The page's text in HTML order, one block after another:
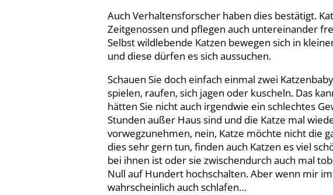
Auch Verhaltensforscher haben dies bestätigt.
Zeitgenossen und pflegen auch untereinander
Selbst wildlebende Katzen bewegen sich in
und diese dürfen es sich aussuchen.
Schauen Sie doch einfach einmal zwei
spielen, raufen, sich jagen oder kuscheln. Das
hätten Sie nicht auch irgendwie ein schlechtes
Stunden außer Haus sind und die Katze mal
vorwegzunehmen, nein, Katze möchte nicht die
dies sehr gern tun, finden auch Katzen es viel
bei ihnen ist oder sie zwischendurch auch mal
Null auf Hundert hochschalten. Aber wenn mir
wahrscheinlich auch schlafen…